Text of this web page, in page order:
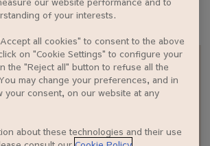
of your interests.
all cookies" to consent to the above
on "Cookie Settings" to configure your
the "Reject all" button to refuse all the
may change your preferences, and in
your consent, on our website at any
about these technologies and their use